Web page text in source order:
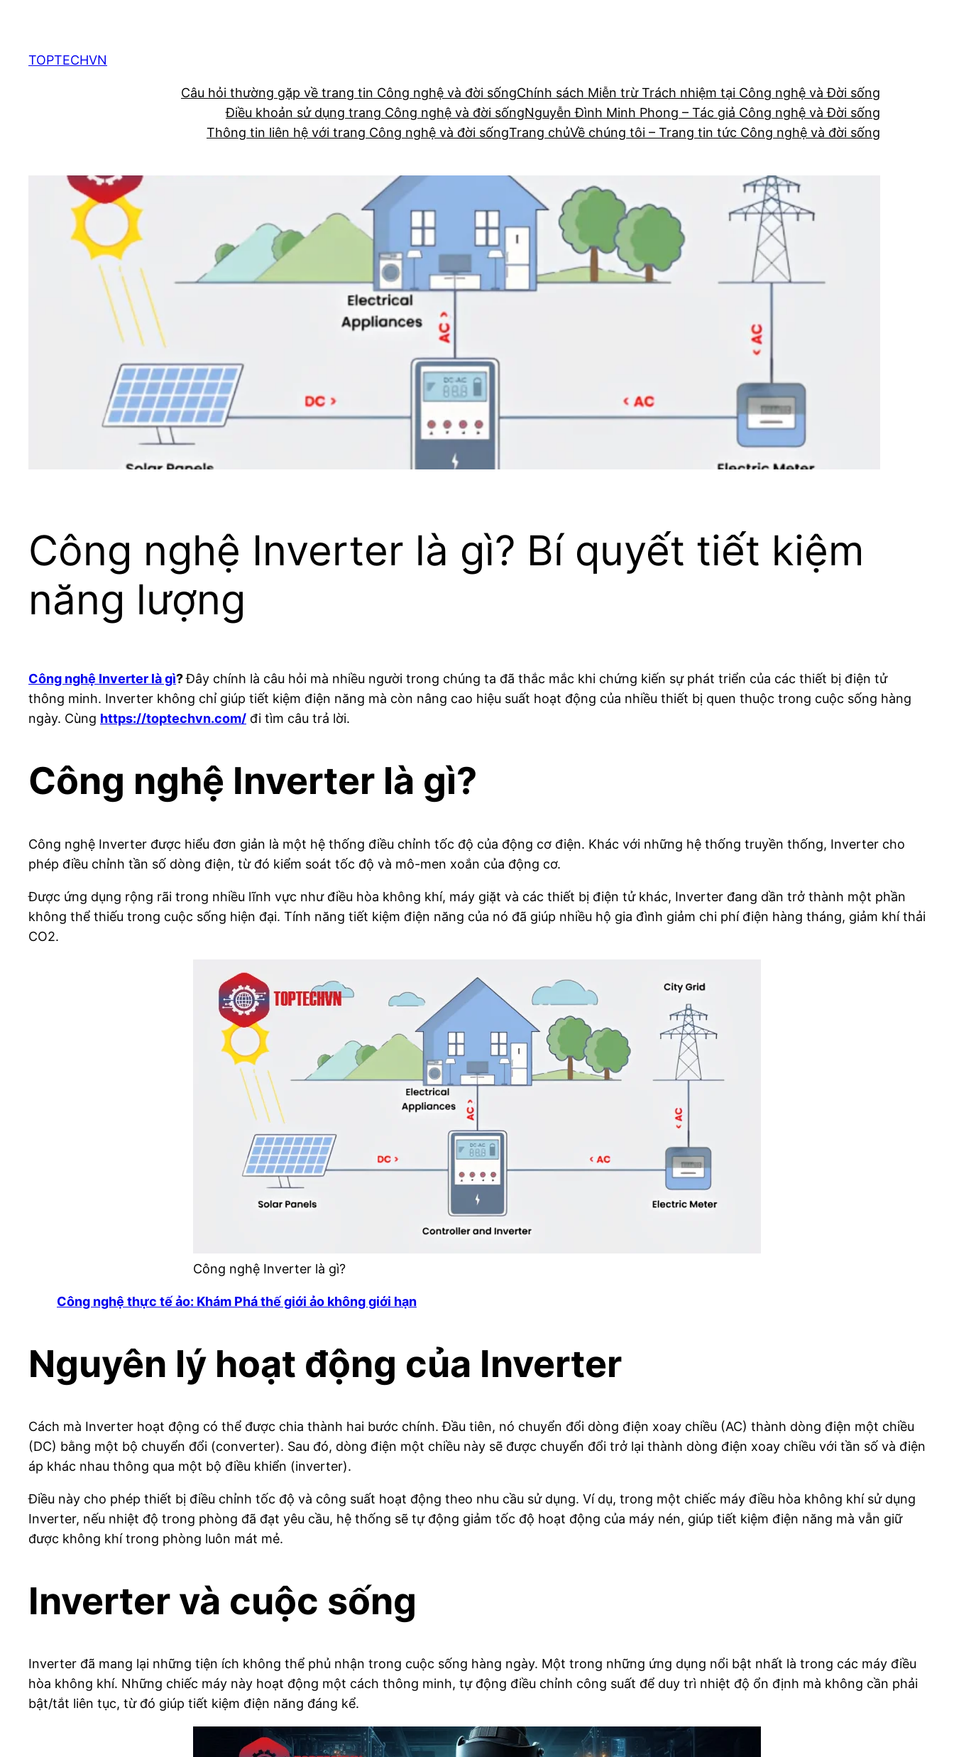
phầnTOPTECHVN
Câu hỏi thường gặp về trang tin Công nghệ và đời sốngChính sách Miễn trừ Trách nhiệm tại Công nghệ và Đời sống
Điều khoản sử dụng trang Công nghệ và đời sốngNguyễn Đình Minh Phong – Tác giả Công nghệ và Đời sống
Thông tin liên hệ với trang Công nghệ và đời sốngTrang chủVề chúng tôi – Trang tin tức Công nghệ và đời sống
Công nghệ Inverter là gì? Bí quyết tiết kiệm
năng lượng
Công nghệ Inverter là gì?Đây chính là câu hỏi mà nhiều người trong chúng ta đã thắc mắc khi chứng kiến sự phát triển của các thiết bị điện tử
thông minh. Inverter không chỉ giúp tiết kiệm điện năng mà còn nâng cao hiệu suất hoạt động của nhiều thiết bị quen thuộc trong cuộc sống hàng
ngày. Cùng https://toptechvn.com/ đi tìm câu trả lời.
Công nghệ Inverter là gì?
Công nghệ Inverter được hiểu đơn giản là một hệ thống điều chỉnh tốc độ của động cơ điện. Khác với những hệ thống truyền thống, Inverter cho
phép điều chỉnh tần số dòng điện, từ đó kiểm soát tốc độ và mô-men xoắn của động cơ.
Được ứng dụng rộng rãi trong nhiều lĩnh vực như điều hòa không khí, máy giặt và các thiết bị điện tử khác, Inverter đang dần trở thành một phần
không thể thiếu trong cuộc sống hiện đại. Tính năng tiết kiệm điện năng của nó đã giúp nhiều hộ gia đình giảm chi phí điện hàng tháng, giảm khí thải
CO2.
Công nghệ Inverter là gì?
Công nghệ thực tế ảo: Khám Phá thế giới ảo không giới hạn
Nguyên lý hoạt động của Inverter
Cách mà Inverter hoạt động có thể được chia thành hai bước chính. Đầu tiên, nó chuyển đổi dòng điện xoay chiều (AC) thành dòng điện một chiều
(DC) bằng một bộ chuyển đổi (converter). Sau đó, dòng điện một chiều này sẽ được chuyển đổi trở lại thành dòng điện xoay chiều với tần số và điện
áp khác nhau thông qua một bộ điều khiển (inverter).
Điều này cho phép thiết bị điều chỉnh tốc độ và công suất hoạt động theo nhu cầu sử dụng. Ví dụ, trong một chiếc máy điều hòa không khí sử dụng
Inverter, nếu nhiệt độ trong phòng đã đạt yêu cầu, hệ thống sẽ tự động giảm tốc độ hoạt động của máy nén, giúp tiết kiệm điện năng mà vẫn giữ
được không khí trong phòng luôn mát mẻ.
Inverter và cuộc sống
Inverter đã mang lại những tiện ích không thể phủ nhận trong cuộc sống hàng ngày. Một trong những ứng dụng nổi bật nhất là trong các máy điều
hòa không khí. Những chiếc máy này hoạt động một cách thông minh, tự động điều chỉnh công suất để duy trì nhiệt độ ổn định mà không cần phải
bật/tắt liên tục, từ đó giúp tiết kiệm điện năng đáng kể.